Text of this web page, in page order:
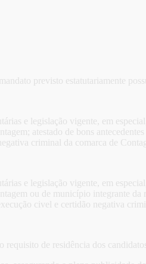
previsto estatutariamente
e legislação vigente, em
atestado de bons
criminal da comarca de
e legislação vigente, em
ou de município integrante
civel e certidão negativa
de residência dos